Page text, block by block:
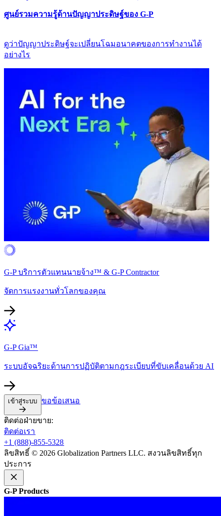
ศูนย์รวมความรู้ด้านปัญญาประดิษฐ์ของ G-P​​
ดูว่าปัญญาประดิษฐ์จะเปลี่ยนโฉมอนาคตของการทำงานได้
อย่างไร​​
G-P บริการตัวแทนนายจ้าง™ & G-P Contractor​​
จัดการแรงงานทั่วโลกของคุณ​​
G-P Gia™​​
ระบบอัจฉริยะด้านการปฏิบัติตามกฎระเบียบที่ขับเคลื่อนด้วย AI​​
เข้าสู่ระบบ​​ ขอข้อเสนอ​​
ติดต่อฝ่ายขาย:​​
ติดต่อเรา​​
+1 (888)-855-5328​​
ลิขสิทธิ์ © 2026 Globalization Partners LLC. สงวนลิขสิทธิ์ทุก
ประการ​​
G-P Products​​